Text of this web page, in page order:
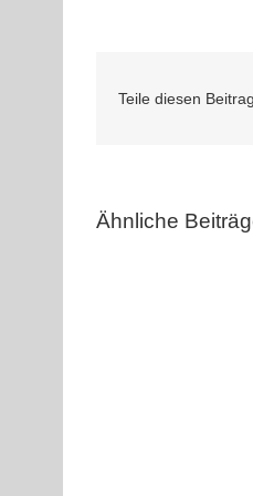
Teile diesen
Ähnliche